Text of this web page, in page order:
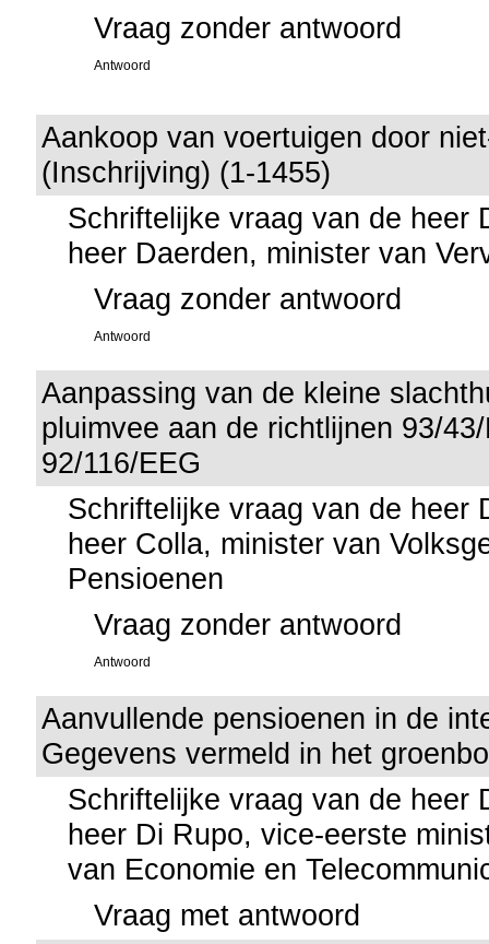
Vraag zonder antwoord
Antwoord
Aankoop van voertuigen door
(Inschrijving) (1-1455)
Schriftelijke vraag van de heer
heer Daerden, minister van
Vraag zonder antwoord
Antwoord
Aanpassing van de kleine
pluimvee aan de richtlijnen 93/
92/116/EEG
Schriftelijke vraag van de heer
heer Colla, minister van
Pensioenen
Vraag zonder antwoord
Antwoord
Aanvullende pensioenen in de
Gegevens vermeld in het
Schriftelijke vraag van de heer
heer Di Rupo, vice-eerste
van Economie en
Vraag met antwoord